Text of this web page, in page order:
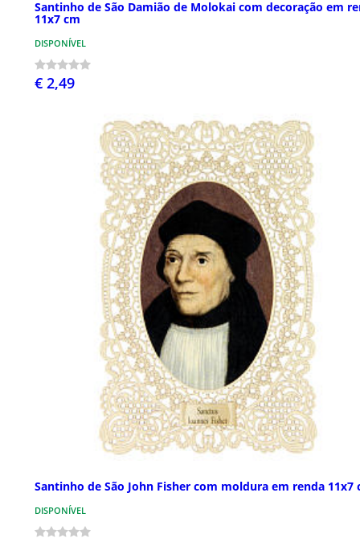
Santinho de São Damião de Molokai com decoração em
11x7 cm
DISPONÍVEL
€ 2,49
Santinho de São John Fisher com moldura em renda 11x7
DISPONÍVEL